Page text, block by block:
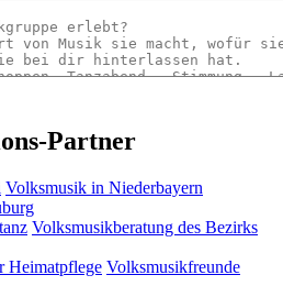
Partner
Volksmusik in Niederbayern
Volksmusikberatung des Bezirks
Heimatpflege Volksmusikfreunde